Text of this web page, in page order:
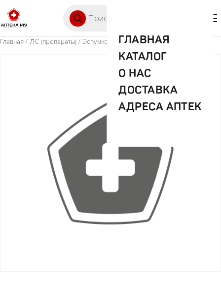
ГЛАВНАЯ
КАТАЛОГ
О НАС
ДОСТАВКА
АДРЕСА АПТЕК
Главная / ЛС (препараты) / Эспумизан L 30мл эмульсия